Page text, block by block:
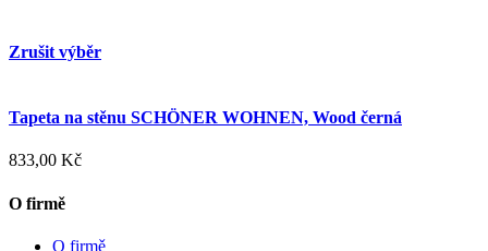
Zrušit výběr
Tapeta na stěnu SCHÖNER WOHNEN, Wood černá
833,00 Kč
O firmě
O firmě